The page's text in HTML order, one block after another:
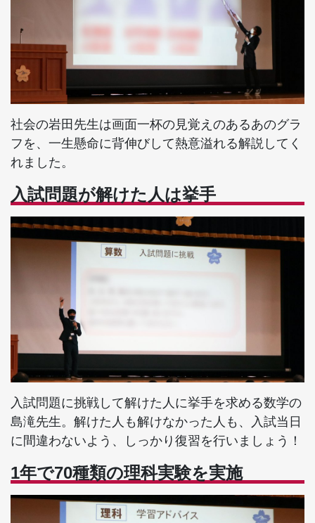
社会の岩田先生は画面一杯の見覚えのあるあのグラ
フを、一生懸命に背伸びして熱意溢れる解説してく
れました。
入試問題が解けた人は挙手
入試問題に挑戦して解けた人に挙手を求める数学の
島滝先生。解けた人も解けなかった人も、入試当日
に間違わないよう、しっかり復習を行いましょう！
1年で70種類の理科実験を実施